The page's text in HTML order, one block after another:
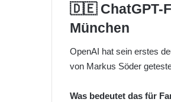
🇩🇪 ChatGPT-
München
OpenAI hat sein erstes
von Markus Söder
Was bedeutet das für